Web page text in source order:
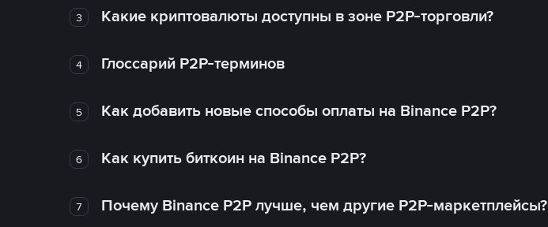
3 Какие криптовалюты доступны в зоне P2P-торговли?
4 Глоссарий P2P-терминов
5 Как добавить новые способы оплаты на Binance P2P?
6 Как купить биткоин на Binance P2P?
7 Почему Binance P2P лучше, чем другие P2P-маркетплейсы?